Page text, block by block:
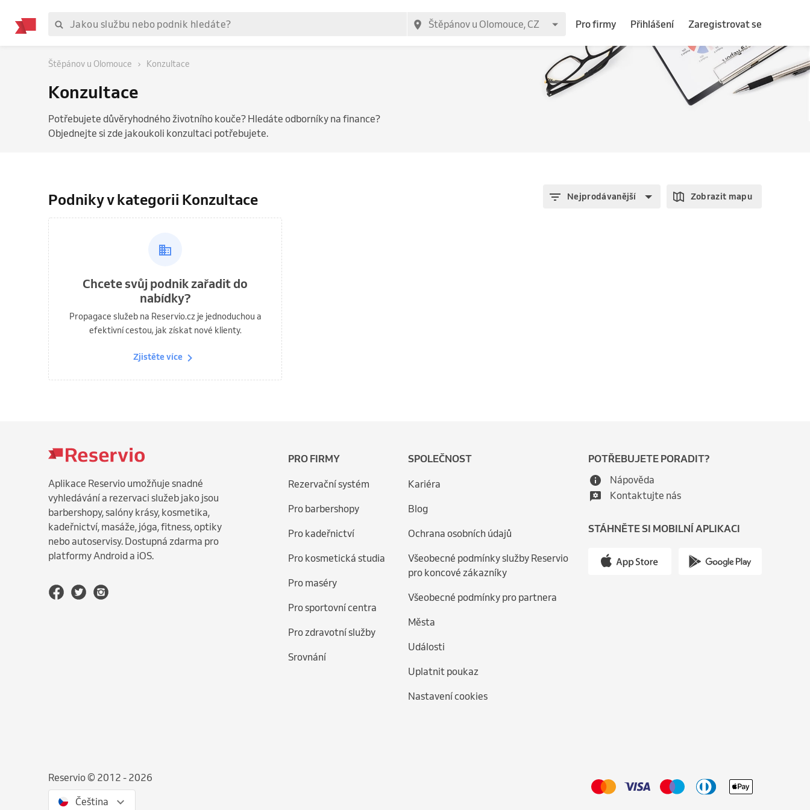
Pro firmy Přihlášení Zaregistrovat se
Štěpánov u Olomouce Konzultace
Konzultace
Potřebujete důvěryhodného životního kouče? Hledáte odborníky na finance?
Objednejte si zde jakoukoli konzultaci potřebujete.
Podniky v kategorii Konzultace Nejprodávanější Zobrazit mapu
Chcete svůj podnik zařadit do
nabídky?
Propagace služeb na Reservio.cz je jednoduchou a
efektivní cestou, jak získat nové klienty.
Zjistěte více
Aplikace Reservio umožňuje snadné
vyhledávání a rezervaci služeb jako jsou
barbershopy, salóny krásy, kosmetika,
kadeřnictví, masáže, jóga, fitness, optiky
nebo autoservisy. Dostupná zdarma pro
platformy Android a iOS.
PRO FIRMY
Rezervační systém
Pro barbershopy
Pro kadeřnictví
Pro kosmetická studia
Pro maséry
Pro sportovní centra
Pro zdravotní služby
Srovnání
SPOLEČNOST
Kariéra
Blog
Ochrana osobních údajů
Všeobecné podmínky služby Reservio
pro koncové zákazníky
Všeobecné podmínky pro partnera
Města
Události
Uplatnit poukaz
Nastavení cookies
POTŘEBUJETE PORADIT?
Nápověda
Kontaktujte nás
STÁHNĚTE SI MOBILNÍ APLIKACI
Reservio © 2012 - 2026
Čeština